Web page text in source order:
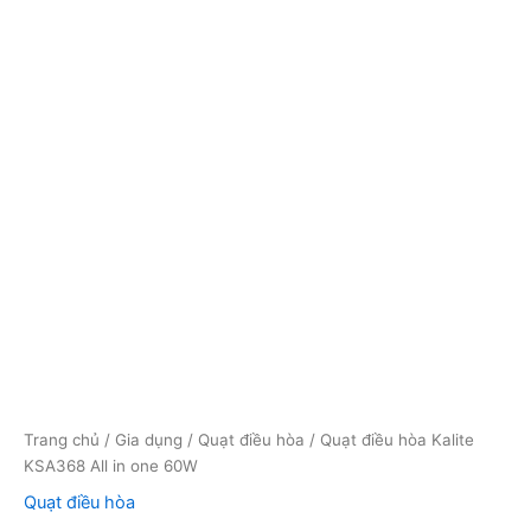
Trang chủ / Gia dụng / Quạt điều hòa / Quạt điều hòa Kalite
KSA368 All in one 60W
Quạt điều hòa